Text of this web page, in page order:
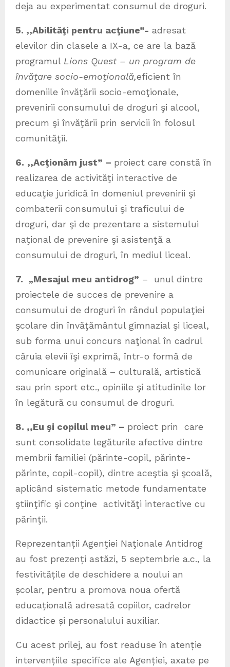
deja au experimentat consumul de droguri.
5. ,,Abilităţi pentru acţiune”- adresat
elevilor din clasele a IX-a, ce are la bază
programul Lions Quest – un program de
învăţare socio-emoţională,eficient în
domeniile învăţării socio-emoţionale,
prevenirii consumului de droguri şi alcool,
precum şi învăţării prin servicii în folosul
comunităţii.
6. ,,Acţionăm just” – proiect care constă în
realizarea de activităţi interactive de
educaţie juridică în domeniul prevenirii şi
combaterii consumului şi traficului de
droguri, dar şi de prezentare a sistemului
naţional de prevenire şi asistenţă a
consumului de droguri, în mediul liceal.
7. „Mesajul meu antidrog” – unul dintre
proiectele de succes de prevenire a
consumului de droguri în rândul populaţiei
şcolare din învăţământul gimnazial şi liceal,
sub forma unui concurs naţional în cadrul
căruia elevii îşi exprimă, într-o formă de
comunicare originală – culturală, artistică
sau prin sport etc., opiniile şi atitudinile lor
în legătură cu consumul de droguri.
8. ,,Eu şi copilul meu” – proiect prin care
sunt consolidate legăturile afective dintre
membrii familiei (părinte-copil, părinte-
părinte, copil-copil), dintre aceştia şi şcoală,
aplicând sistematic metode fundamentate
ştiinţific şi conţine
activităţi interactive cu
părinţii.
Reprezentanții Agenţiei Naţionale Antidrog
au fost prezenți astăzi, 5 septembrie a.c., la
festivitățile de deschidere a noului an
școlar, pentru a promova noua ofertă
educațională adresată copiilor, cadrelor
didactice și personalului auxiliar.
Cu acest prilej, au fost readuse în atenție
intervențiile specifice ale Agenției, axate pe